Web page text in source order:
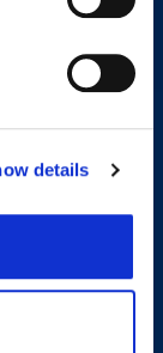
details